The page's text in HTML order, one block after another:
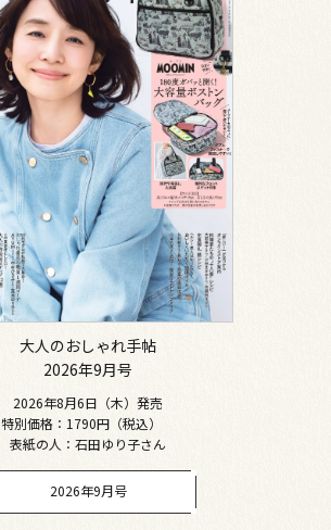
大人のおしゃれ手帖
2026年9月号
2026年8月6日（木）発売
特別価格：1790円（税込）
表紙の人：石田ゆり子さん
2026年9月号